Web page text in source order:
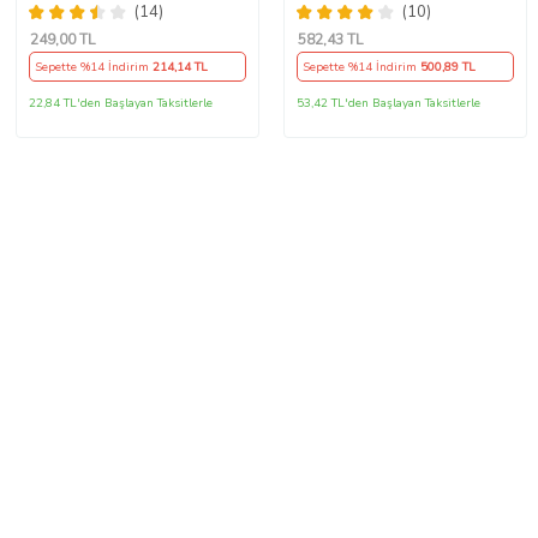
Dekorasyon BYEAZ
(14)
249,00 TL
Sepette %14 İndirim 214,14 TL
22,84 TL'den Başlayan Taksitlerle
(10)
582,43 TL
Sepette %14 İndirim 500,89 TL
53,42 TL'den Başlayan Taksitlerle